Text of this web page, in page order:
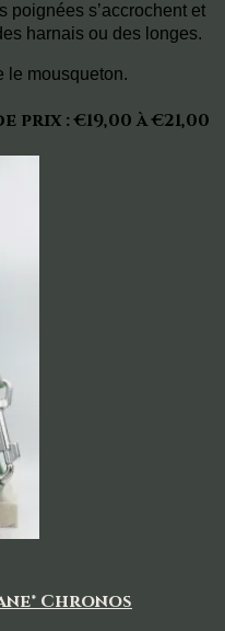
poignées s’accrochent et
harnais ou des longes.
le mousqueton.
prix : €19,00 à €21,00
Chronos